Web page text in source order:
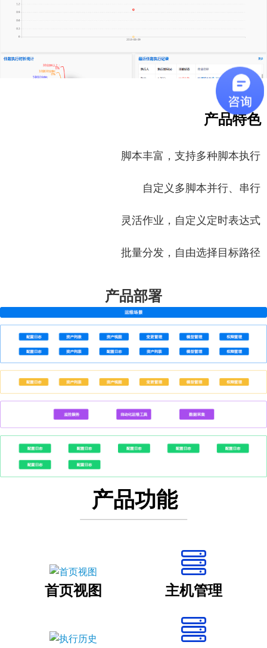
产品特色
脚本丰富，支持多种脚本执行
自定义多脚本并行、串行
灵活作业，自定义定时表达式
批量分发，自由选择目标路径
产品部署
产品功能
首页视图 主机管理